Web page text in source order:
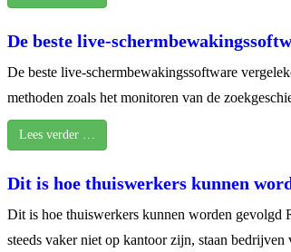
De beste live-
De beste live-schermbewakingssoftware
methoden zoals het monitoren van de
Lees verder …
Dit is hoe thuiswerkers kunnen
Dit is hoe thuiswerkers kunnen worden gevolgd
steeds vaker niet op kantoor zijn, staan